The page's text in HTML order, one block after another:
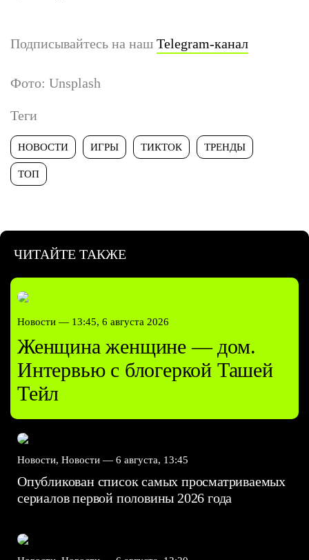
Подписывайтесь на наш Telegram-канал
Фото: Unsplash
Теги
НОВОСТИ ИГРЫ ТИКТОК ТРЕНДЫ
ТОП
ЧИТАЙТЕ ТАКЖЕ
Новости — 13:45, 6 августа 2026
Женщина женщине — дом.
Интервью с блогеркой Ташей
Тейл
Новости, Новости — 6 августа, 13:45
Опубликован список самых просматриваемых
сериалов первой половины 2026 года